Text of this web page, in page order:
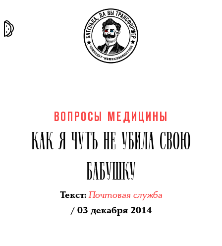
ВОПРОСЫ МЕДИЦИНЫ
КАК Я ЧУТЬ НЕ УБИЛА СВОЮ
БАБУШКУ
Текст:Почтовая служба
/ 03 декабря 2014